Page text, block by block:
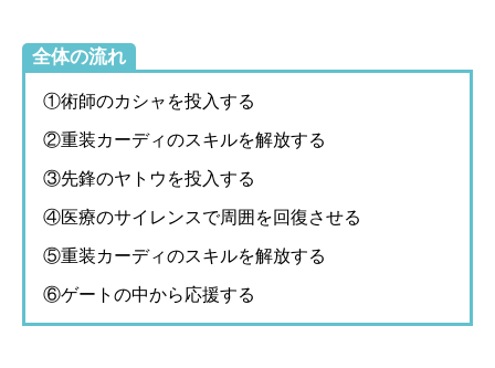
全体の流れ
①術師のカシャを投入する
②重装カーディのスキルを解放する
③先鋒のヤトウを投入する
④医療のサイレンスで周囲を回復させる
⑤重装カーディのスキルを解放する
⑥ゲートの中から応援する